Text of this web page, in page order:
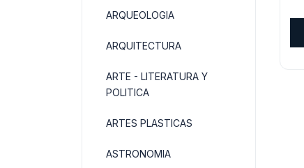
ARQUEOLOGIA
ARQUITECTURA
ARTE - LITERATURA Y
POLITICA
ARTES PLASTICAS
ASTRONOMIA